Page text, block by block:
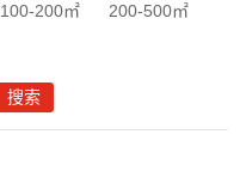
100-200㎡ 200-500㎡